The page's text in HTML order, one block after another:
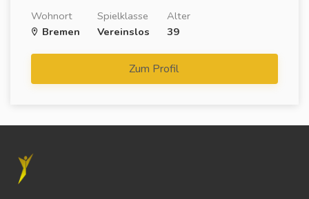
Wohnort
Bremen
Spielklasse
Vereinslos
Alter
39
Zum Profil